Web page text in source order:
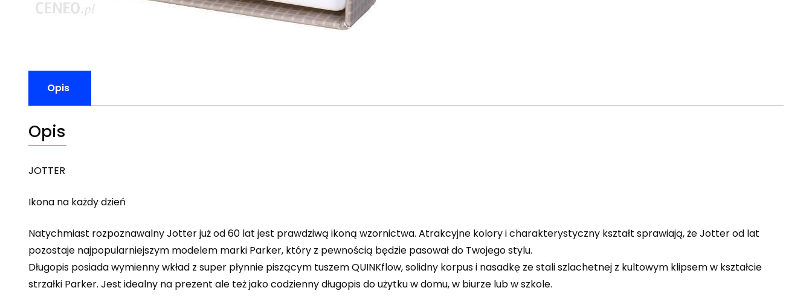
Opis
Opis
JOTTER
Ikona na każdy dzień
Natychmiast rozpoznawalny Jotter już od 60 lat jest prawdziwą ikoną wzornictwa. Atrakcyjne kolory i charakterystyczny kształt sprawiają, że Jotter od lat
pozostaje najpopularniejszym modelem marki Parker, który z pewnością będzie pasował do Twojego stylu.
Długopis posiada wymienny wkład z super płynnie piszącym tuszem QUINKflow, solidny korpus i nasadkę ze stali szlachetnej z kultowym klipsem w kształcie
strzałki Parker. Jest idealny na prezent ale też jako codzienny długopis do użytku w domu, w biurze lub w szkole.